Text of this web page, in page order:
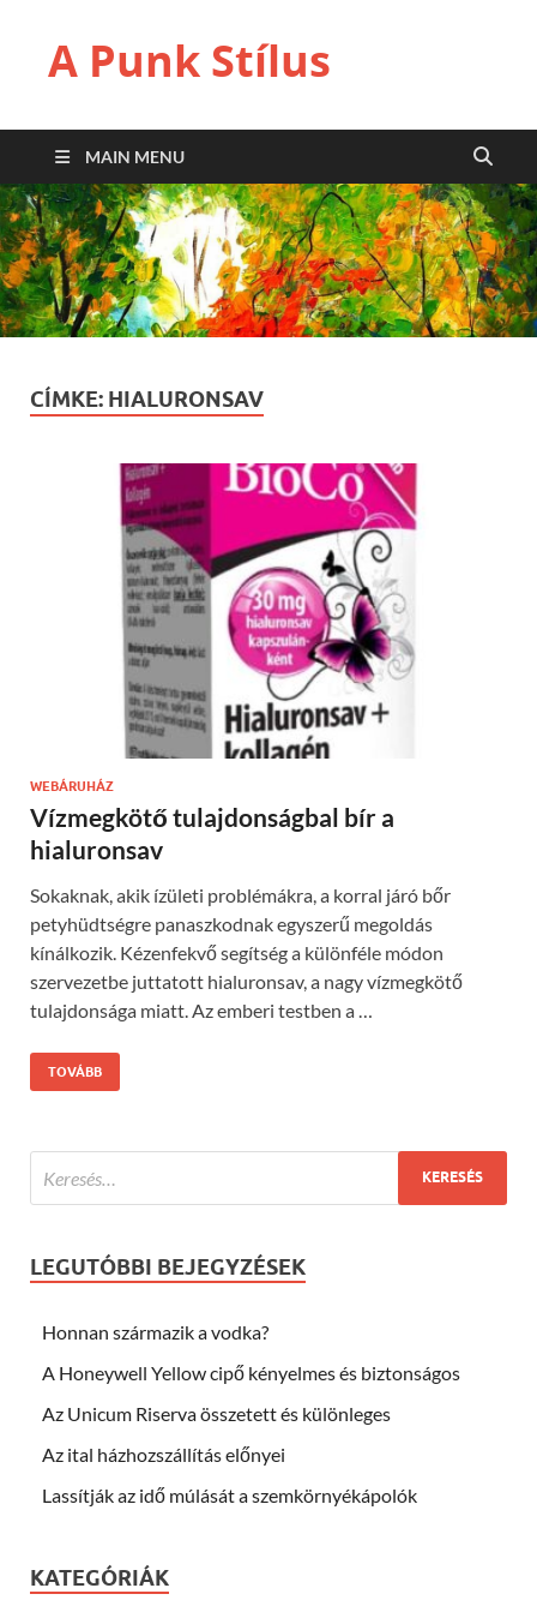
A Punk Stílus
MAIN MENU
CÍMKE: HIALURONSAV
WEBÁRUHÁZ
Vízmegkötő tulajdonságbal bír a
hialuronsav
Sokaknak, akik ízületi problémákra, a korral járó bőr
petyhüdtségre panaszkodnak egyszerű megoldás
kínálkozik. Kézenfekvő segítség a különféle módon
szervezetbe juttatott hialuronsav, a nagy vízmegkötő
tulajdonsága miatt. Az emberi testben a …
TOVÁBB
LEGUTÓBBI BEJEGYZÉSEK
Honnan származik a vodka?
A Honeywell Yellow cipő kényelmes és biztonságos
Az Unicum Riserva összetett és különleges
Az ital házhozszállítás előnyei
Lassítják az idő múlását a szemkörnyékápolók
KATEGÓRIÁK